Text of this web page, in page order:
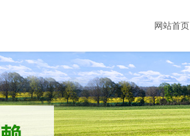
网站首页